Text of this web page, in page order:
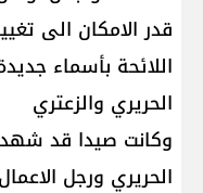
قدر الامكان الى
اللائحة بأسماء
الحريري والزعتري
وكانت صيدا قد
الحريري ورجل